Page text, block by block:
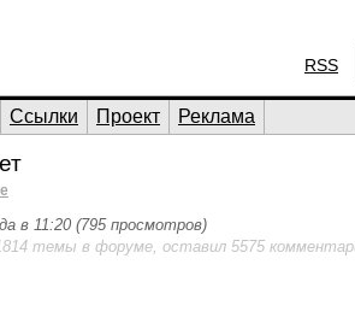
RSS
Ссылки Проект Реклама
в 11:20 (795 просмотров)
темы в форуме, оставил 5575